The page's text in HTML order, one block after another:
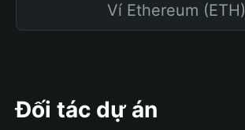
Ví Ethereum (ETH)
Đối tác dự án